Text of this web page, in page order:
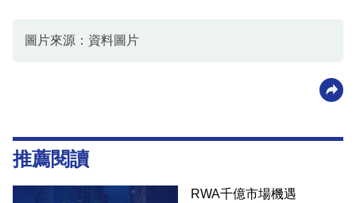
圖片來源：資料圖片
推薦閱讀
RWA千億市場機遇